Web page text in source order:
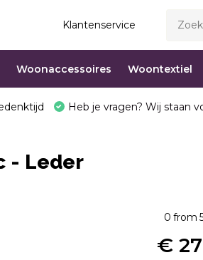
Klantenservice
Woonaccessoires Woontextiel
Heb je vragen? Wij staan
- Leder
0 from
€